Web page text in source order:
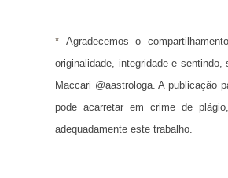
* Agradecemos o
originalidade, integridade e
Maccari @aastrologa. A publicação
pode acarretar em crime de
adequadamente este trabalho.